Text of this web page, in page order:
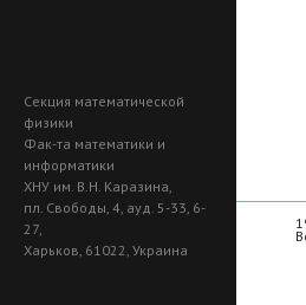
Секция математической
физики
Фак-та математики и
информатики
ХНУ им. В.Н. Каразина,
пл. Свободы, 4, ауд. 5-33, 6-
27,
Харьков, 61022, Украина